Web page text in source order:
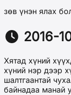
зөв үнэн ялах
2016-
Хятад хүний
хүний нэр дээр
шалтгаантай
байнадаа манай